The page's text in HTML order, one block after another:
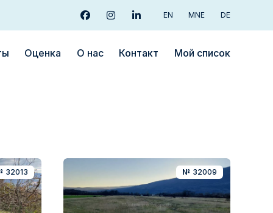
facebookinstagramlinkedinEN MNE DE
Oценка О нас Контакт Мой список
32013 № 32009